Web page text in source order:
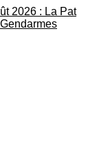
2026 : La Pat